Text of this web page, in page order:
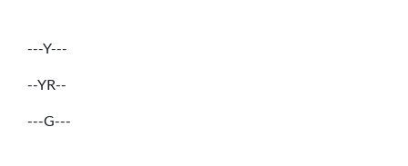
---Y---
--YR--
---G---